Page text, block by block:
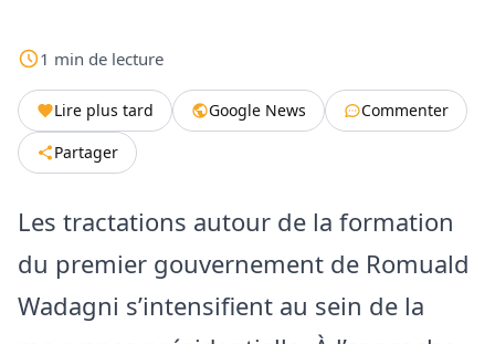
1 min de lecture
Lire plus tard Google News
Commenter
Partager
Les tractations autour de la formation
du premier gouvernement de Romuald
Wadagni s’intensifient au sein de la